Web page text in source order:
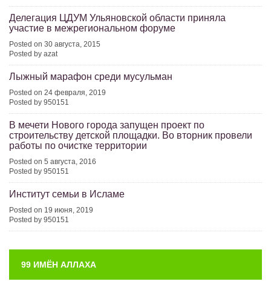
Делегация ЦДУМ Ульяновской области приняла
участие в межрегиональном форуме
Posted on 30 августа, 2015
Posted by azat
Лыжный марафон среди мусульман
Posted on 24 февраля, 2019
Posted by 950151
В мечети Нового города запущен проект по
строительству детской площадки. Во вторник провели
работы по очистке территории
Posted on 5 августа, 2016
Posted by 950151
Институт семьи в Исламе
Posted on 19 июня, 2019
Posted by 950151
99 ИМЁН АЛЛАХА